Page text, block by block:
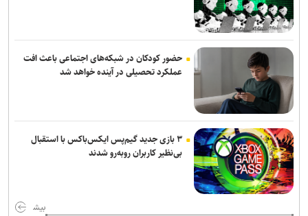
حضور کودکان در شبکه‌های اجتماعی باعث افت
عملکرد تحصیلی در آینده خواهد شد
۳ بازی جدید گیم‌پس ایکس‌باکس با استقبال
بی‌نظیر کاربران روبه‌رو شدند
بیش